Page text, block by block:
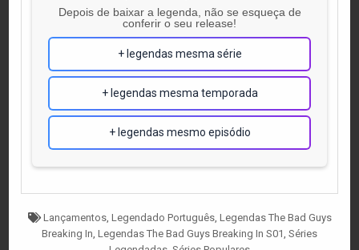
Depois de baixar a legenda, não se esqueça de
conferir o seu release!
+ legendas mesma série
+ legendas mesma temporada
+ legendas mesmo episódio
Tagged
Lançamentos, Legendado Português, Legendas The Bad Guys
Breaking In Legendas The Bad Guys Breaking In S01 Séries